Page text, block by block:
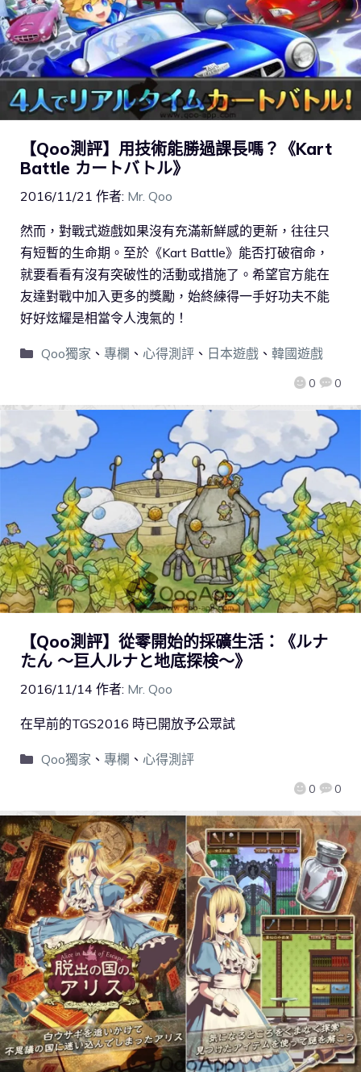
【Qoo測評】用技術能勝過課長嗎？《Kart
Battle カートバトル》
2016/11/21 作者: Mr. Qoo
0 0
然而，對戰式遊戲如果沒有充滿新鮮感的更新，往往只
有短暫的生命期。至於《Kart Battle》能否打破宿命，
就要看看有沒有突破性的活動或措施了。希望官方能在
友達對戰中加入更多的獎勵，始終練得一手好功夫不能
好好炫耀是相當令人洩氣的！
Qoo獨家 、 專欄 、 心得測評、 日本遊戲、 韓國遊戲
【Qoo測評】從零開始的採礦生活：《ルナ
たん ～巨人ルナと地底探検～》
2016/11/14 作者: Mr. Qoo
0 0
在早前的TGS2016 時已開放予公眾試
Qoo獨家 、 專欄 、 心得測評